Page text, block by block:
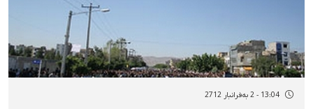
13:04 - 2 بەفرانبار 2712